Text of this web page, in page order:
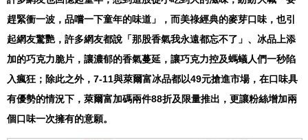
趕緊衝一波，品嚐一下童年的味道」，而美祿經典的麥芽口味，也引
起網友驚艷，許多網友都說「那股香氣我永遠都忘不了」、冰品上添
加的巧克力脆片，讓濃郁的香氣蔓延，讓巧克力控及螞蟻人們一秒陷
入瘋狂；除此之外，7-11與萊爾富冰品都以49元搶進市場，在口味具
有優勢的情況下，萊爾富加碼兩件88折及限量推出，更讓粉絲增加兩
個口味一次擁有的意願。